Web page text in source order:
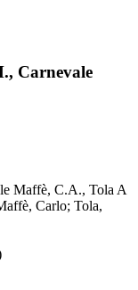
Carnevale
Maffè, C.A., Tola A
Carlo; Tola,